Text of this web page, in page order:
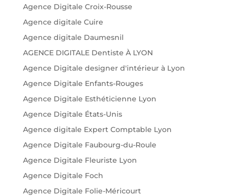
Agence Digitale Croix-Rousse
Agence digitale Cuire
Agence digitale Daumesnil
AGENCE DIGITALE Dentiste À LYON
Agence Digitale designer d'intérieur à Lyon
Agence Digitale Enfants-Rouges
Agence Digitale Esthéticienne Lyon
Agence Digitale États-Unis
Agence digitale Expert Comptable Lyon
Agence Digitale Faubourg-du-Roule
Agence Digitale Fleuriste Lyon
Agence Digitale Foch
Agence Digitale Folie-Méricourt